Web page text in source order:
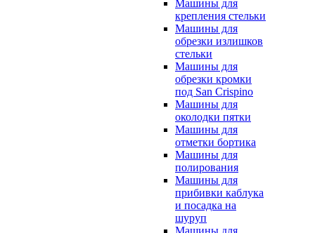
Машины для
крепления стельки
Машины для
обрезки излишков
стельки
Машины для
обрезки кромки
под San Crispino
Машины для
околодки пятки
Машины для
отметки бортика
Машины для
полирования
Машины для
прибивки каблука
и посадка на
шуруп
Машины для